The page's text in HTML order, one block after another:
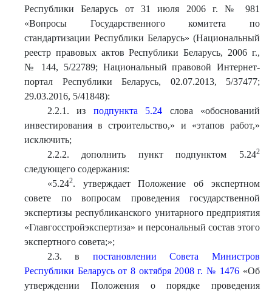
Республики Беларусь от 31 июля 2006 г. № 981
«Вопросы Государственного комитета по
стандартизации Республики Беларусь» (Национальный
реестр правовых актов Республики Беларусь, 2006 г.,
№ 144, 5/22789; Национальный правовой Интернет-
портал Республики Беларусь, 02.07.2013, 5/37477;
29.03.2016, 5/41848):
2.2.1. из подпункта 5.24 слова «обоснований
инвестирования в строительство,» и «этапов работ,»
исключить;
2.2.2. дополнить пункт подпунктом 5.242
следующего содержания:
«5.242. утверждает Положение об экспертном
совете по вопросам проведения государственной
экспертизы республиканского унитарного предприятия
«Главгосстройэкспертиза» и персональный состав этого
экспертного совета;»;
2.3. в постановлении Совета Министров
Республики Беларусь от 8 октября 2008 г. № 1476 «Об
утверждении Положения о порядке проведения